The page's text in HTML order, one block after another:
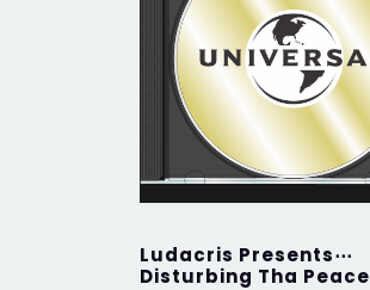
Ludacris Presents⋯
Disturbing Tha Peace